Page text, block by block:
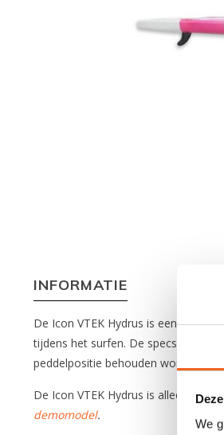
We
INFORMATIE
De Icon VTEK Hydrus is een
tijdens het surfen. De specski is in
peddelpositie behouden wordt. De
De Icon VTEK Hydrus is alleen
demomodel.